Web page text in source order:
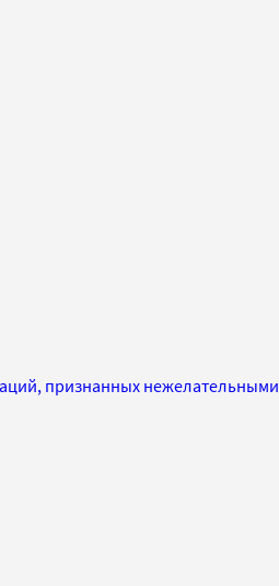
признанных нежелательными